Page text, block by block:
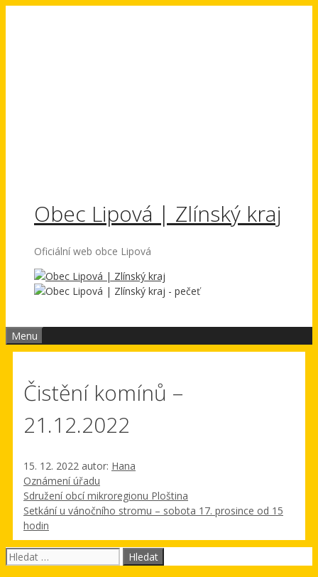
Obec Lipová | Zlínský kraj
Oficiální web obce Lipová
Menu
Čistění komínů –
21.12.2022
15. 12. 2022 autor: Hana
Rubriky
Oznámení úřadu
Sdružení obcí mikroregionu Ploština
Setkání u vánočního stromu – sobota 17. prosince od 15
hodin
Hledat: